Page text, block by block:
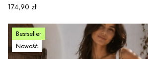
Cena
174,90 zł
Bestseller
Nowość